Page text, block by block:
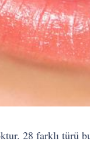
28 farklı türü